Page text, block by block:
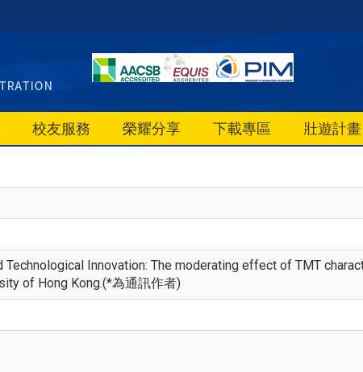
校友服務 榮耀分享 下載專區 壯遊計畫
Technological Innovation: The moderating effect of TMT
of Hong Kong.(*為通訊作者)